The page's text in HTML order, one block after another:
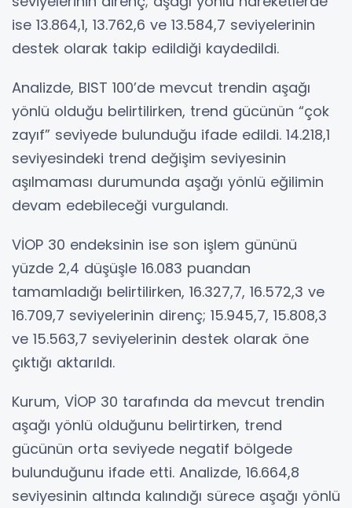
ise 13.864,1, 13.762,6 ve 13.584,7 seviyelerinin
destek olarak takip edildiği kaydedildi.
Analizde, BIST 100’de mevcut trendin aşağı
yönlü olduğu belirtilirken, trend gücünün “çok
zayıf” seviyede bulunduğu ifade edildi. 14.218,1
seviyesindeki trend değişim seviyesinin
aşılmaması durumunda aşağı yönlü eğilimin
devam edebileceği vurgulandı.
VİOP 30 endeksinin ise son işlem gününü
yüzde 2,4 düşüşle 16.083 puandan
tamamladığı belirtilirken, 16.327,7, 16.572,3 ve
16.709,7 seviyelerinin direnç; 15.945,7, 15.808,3
ve 15.563,7 seviyelerinin destek olarak öne
çıktığı aktarıldı.
Kurum, VİOP 30 tarafında da mevcut trendin
aşağı yönlü olduğunu belirtirken, trend
gücünün orta seviyede negatif bölgede
bulunduğunu ifade etti. Analizde, 16.664,8
seviyesinin altında kalındığı sürece aşağı yönlü